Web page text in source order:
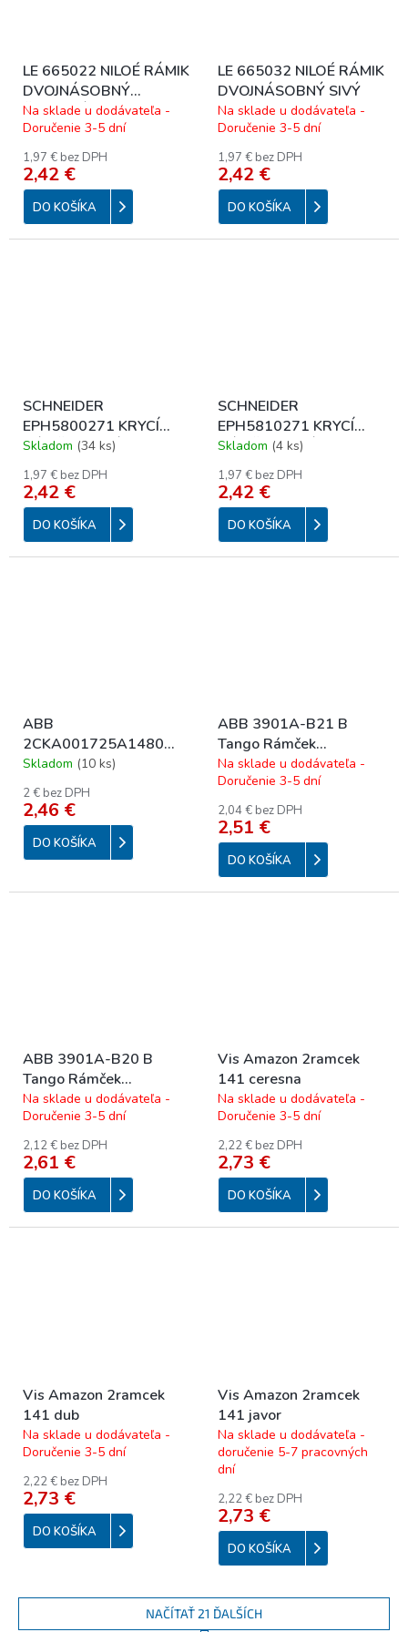
LE 665022 NILOÉ RÁMIK
DVOJNÁSOBNÝ
ČERVENÝ
Na sklade u dodávateľa -
Doručenie 3-5 dní
1,97 € bez DPH
2,42 €
DO KOŠÍKA
LE 665032 NILOÉ RÁMIK
DVOJNÁSOBNÝ SIVÝ
Na sklade u dodávateľa -
Doručenie 3-5 dní
1,97 € bez DPH
2,42 €
DO KOŠÍKA
SCHNEIDER
EPH5800271 KRYCÍ
RÁMČEK 2-NÁS.
ASFORA ANTRACIT
Skladom (34 ks)
1,97 € bez DPH
2,42 €
DO KOŠÍKA
SCHNEIDER
EPH5810271 KRYCÍ
RÁMČEK 2-NÁS. VERT.
ASFORA ANTRACIT
Skladom (4 ks)
1,97 € bez DPH
2,42 €
DO KOŠÍKA
ABB
2CKA001725A1480
Basic55 Rámček
dvojnásobný; biela
Skladom (10 ks)
2 € bez DPH
2,46 €
DO KOŠÍKA
ABB 3901A-B21 B
Tango Rámček
dvojnásobný, zvislý; biela
Na sklade u dodávateľa -
Doručenie 3-5 dní
2,04 € bez DPH
2,51 €
DO KOŠÍKA
ABB 3901A-B20 B
Tango Rámček
dvojnásobný, vodorovný;
biela
Na sklade u dodávateľa -
Doručenie 3-5 dní
2,12 € bez DPH
2,61 €
DO KOŠÍKA
Vis Amazon 2ramcek
141 ceresna
Na sklade u dodávateľa -
Doručenie 3-5 dní
2,22 € bez DPH
2,73 €
DO KOŠÍKA
Vis Amazon 2ramcek
141 dub
Na sklade u dodávateľa -
Doručenie 3-5 dní
2,22 € bez DPH
2,73 €
DO KOŠÍKA
Vis Amazon 2ramcek
141 javor
Na sklade u dodávateľa -
doručenie 5-7 pracovných
dní
2,22 € bez DPH
2,73 €
DO KOŠÍKA
NAČÍTAŤ 21 ĎALŠÍCH